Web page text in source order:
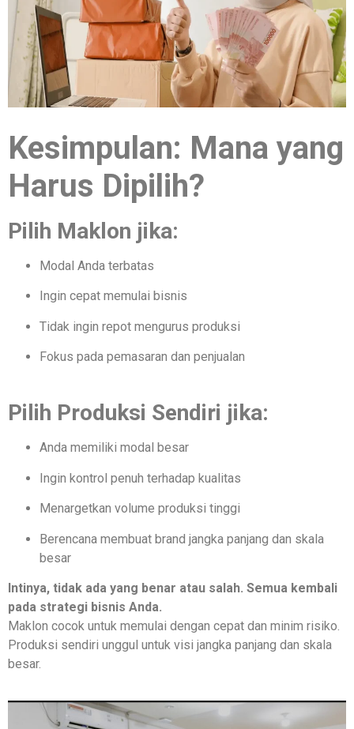
Kesimpulan: Mana yang
Harus Dipilih?
Pilih Maklon jika:
Modal Anda terbatas
Ingin cepat memulai bisnis
Tidak ingin repot mengurus produksi
Fokus pada pemasaran dan penjualan
Pilih Produksi Sendiri jika:
Anda memiliki modal besar
Ingin kontrol penuh terhadap kualitas
Menargetkan volume produksi tinggi
Berencana membuat brand jangka panjang dan skala
besar
Intinya, tidak ada yang benar atau salah. Semua kembali
pada strategi bisnis Anda.
Maklon cocok untuk memulai dengan cepat dan minim risiko.
Produksi sendiri unggul untuk visi jangka panjang dan skala
besar.